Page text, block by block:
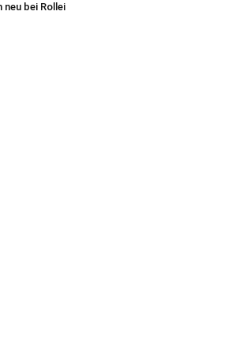
neu bei Rollei